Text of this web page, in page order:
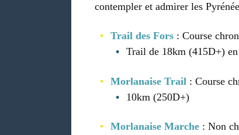
contempler et admirer les
Trail des Fors : Course
Trail de 18km (415D+)
Morlanaise Trail : Course
10km (250D+)
Morlanaise Marche : Non